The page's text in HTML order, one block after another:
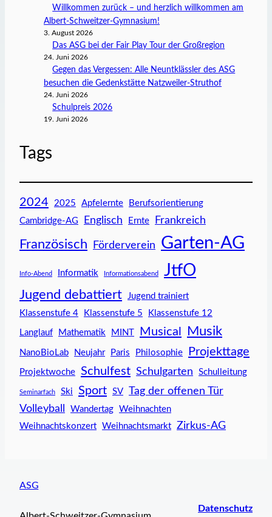
Willkommen zurück – und herzlich willkommen am
Albert-Schweitzer-Gymnasium!
3. August 2026
Das ASG bei der Fair Play Tour der Großregion
24. Juni 2026
Gegen das Vergessen: Alle Neuntklässler des ASG
besuchen die Gedenkstätte Natzweiler-Struthof
24. Juni 2026
Schulpreis 2026
19. Juni 2026
Tags
2024 2025 Apfelernte
Berufsorientierung
Cambridge-AG
Englisch Ernte Frankreich
Französisch Förderverein Garten-AG
Info-Abend Informatik Informationsabend JtfO
Jugend debattiert Jugend trainiert
Klassenstufe 4
Klassenstufe 5 Klassenstufe 12
Langlauf Mathematik MINT Musical Musik
NanoBioLab Neujahr Paris Philosophie Projekttage
Projektwoche Schulfest Schulgarten Schulleitung
Seminarfach Ski Sport SV Tag der offenen Tür
Volleyball
Wandertag Weihnachten
Weihnachtskonzert Weihnachtsmarkt Zirkus-AG
ASG
Datenschutz